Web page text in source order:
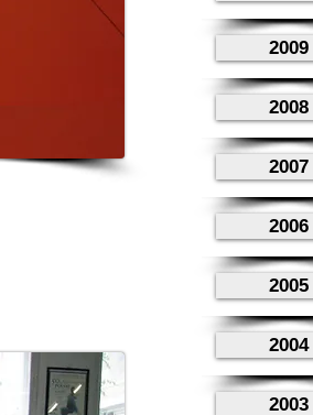
2009
2008
2007
2006
2005
2004
2003